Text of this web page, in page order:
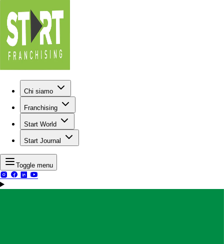
Chi siamo
Franchising
Start World
Start Journal
Toggle menu